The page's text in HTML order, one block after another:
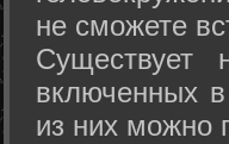
не сможете
Существует
включенных
из них можно